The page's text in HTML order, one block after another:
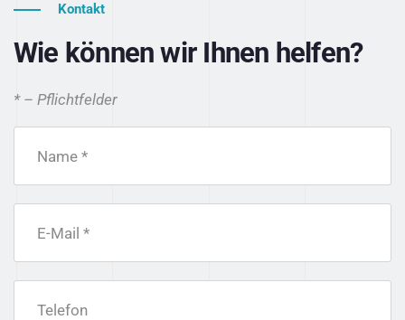
Kontakt
Wie können wir Ihnen helfen?
* – Pflichtfelder
Name *
E-Mail *
Telefon